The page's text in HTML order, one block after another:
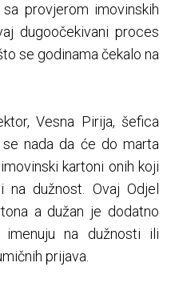
provjerom imovinskih
dugoočekivani proces
se godinama čekalo na
Vesna Pirija, šefica
nada da će do marta
kartoni onih koji
dužnost. Ovaj Odjel
a dužan je dodatno
na dužnosti ili
prijava.